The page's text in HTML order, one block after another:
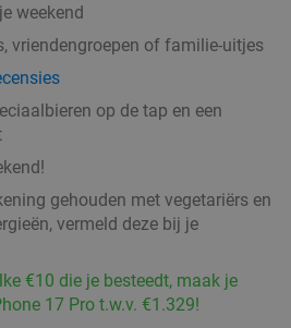
weekend
vriendengroepen of familie-uitjes
op de tap en een
gehouden met vegetariërs en
vermeld deze bij je
€10 die je besteedt, maak je
17 Pro t.w.v. €1.329!